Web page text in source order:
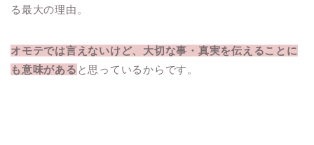
る最大の理由。
オモテでは言えないけど、大切な事・真実を伝えることに
も意味がある と思っているからです。